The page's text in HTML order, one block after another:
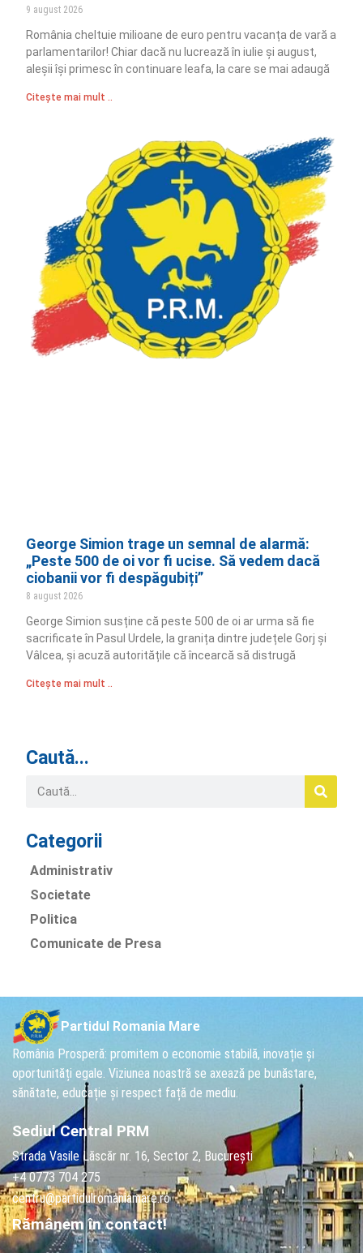
9 august 2026
România cheltuie milioane de euro pentru vacanța de vară a
parlamentarilor! Chiar dacă nu lucrează în iulie și august,
aleșii își primesc în continuare leafa, la care se mai adaugă
Citește mai mult ..
George Simion trage un semnal de alarmă:
„Peste 500 de oi vor fi ucise. Să vedem dacă
ciobanii vor fi despăgubiți”
8 august 2026
George Simion susține că peste 500 de oi ar urma să fie
sacrificate în Pasul Urdele, la granița dintre județele Gorj și
Vâlcea, și acuză autoritățile că încearcă să distrugă
Citește mai mult ..
Caută...
Categorii
Administrativ
Societate
Politica
Comunicate de Presa
Partidul Romania Mare
România Prosperă: promitem o economie stabilă, inovație și
oportunități egale. Viziunea noastră se axează pe bunăstare,
sănătate, educație și respect față de mediu.
Sediul Central PRM
Strada Vasile Lăscăr nr. 16, Sector 2, București
+4 0773 704 275
centru@partidulromaniamare.ro
Rămânem în contact!